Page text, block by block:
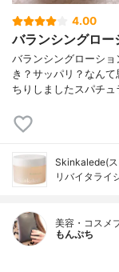
4.00
バランシングロ
バランシングローシ
き？サッパリ？なん
ちりしましたスパチ
Skinkalede(
リバイタライ
美容・コスメ
もんぷち